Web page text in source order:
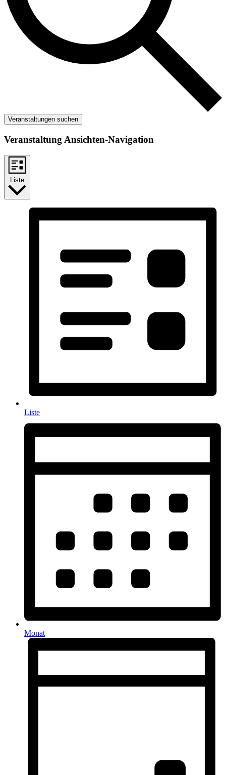
Veranstaltungen suchen
Veranstaltung Ansichten-Navigation
Liste
Liste
Monat